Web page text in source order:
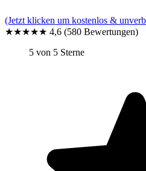
(Jetzt klicken um kostenlos &
★★★★★ 4,6 (580 Bewertungen)
5 von 5 Sterne